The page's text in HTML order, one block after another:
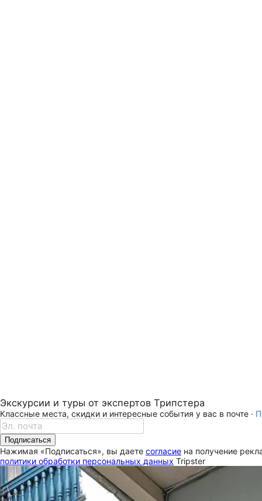
Экскурсии и туры от экспертов Трипстера
Классные места, скидки и интересные события у вас в почте ·
Подписаться
Нажимая «Подписаться», вы даете согласие на получение
политики обработки персональных данных Tripster